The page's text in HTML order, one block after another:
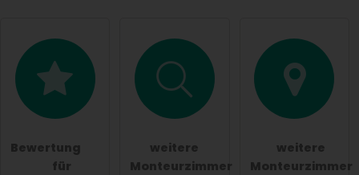
Hiermit akzeptiere ich dieAGB .
Die Datenschutzerklärung
habe ich zur Kenntnis
öffentliche Frage stellen
Bewertung
für
weitere
Monteurzimmer
weitere
Monteurzimmer